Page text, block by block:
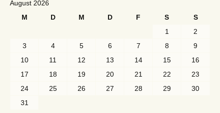
August 2026
M
D M D F S
S
1
2
3
4 5 6 7 8
9
10
11 12 13 14 15
16
17
18 19 20 21 22
23
24
25 26 27 28 29
30
31